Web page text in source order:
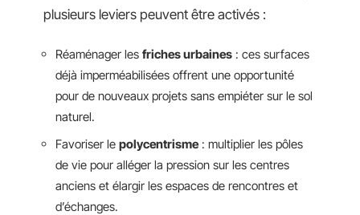
plusieurs leviers peuvent être activés :
Réaménager les friches urbaines : ces surfaces
déjà imperméabilisées offrent une opportunité
pour de nouveaux projets sans empiéter sur le sol
naturel.
Favoriser le polycentrisme : multiplier les pôles
de vie pour alléger la pression sur les centres
anciens et élargir les espaces de rencontres et
d’échanges.